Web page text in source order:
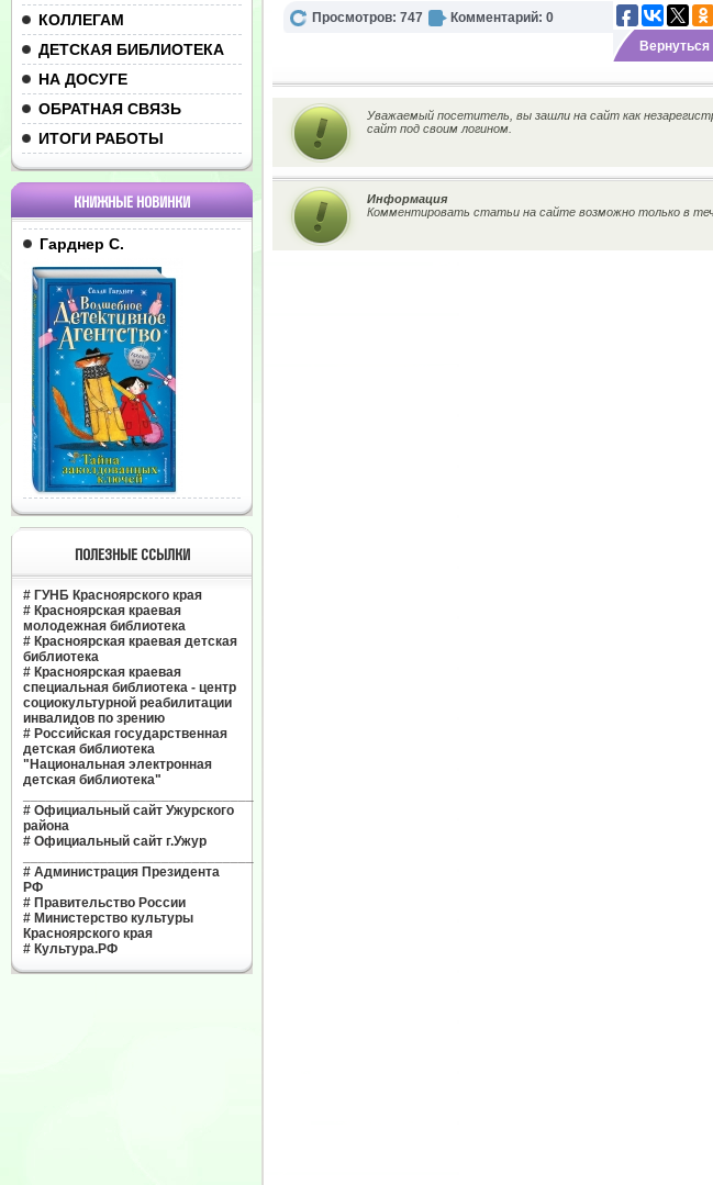
КОЛЛЕГАМ
ДЕТСКАЯ БИБЛИОТЕКА
НА ДОСУГЕ
ОБРАТНАЯ СВЯЗЬ
ИТОГИ РАБОТЫ
КНИЖНЫЕ НОВИНКИ
Гарднер С.
ПОЛЕЗНЫЕ ССЫЛКИ
# ГУНБ Красноярского края
# Красноярская краевая
молодежная библиотека
# Красноярская краевая детская
библиотека
# Красноярская краевая
специальная библиотека - центр
социокультурной реабилитации
инвалидов по зрению
# Российская государственная
детская библиотека
"Национальная электронная
детская библиотека"
# Официальный сайт Ужурского
района
# Официальный сайт г.Ужур
# Администрация Президента
РФ
# Правительство России
# Министерство культуры
Красноярского края
# Культура.РФ
Просмотров: 747
Комментарий: 0
Вернуться
Уважаемый посетитель, вы зашли на сайт как
сайт под своим логином.
Информация
Комментировать статьи на сайте возможно только в